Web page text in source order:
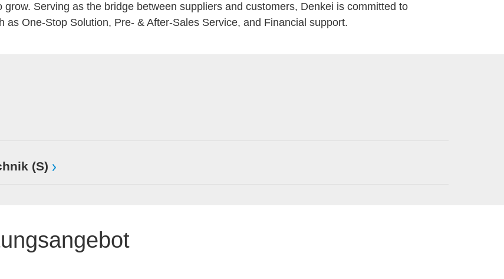
Serving as the bridge between suppliers and customers, Denkei is committed to
One-Stop Solution, Pre- & After-Sales Service, and Financial support.
(S)